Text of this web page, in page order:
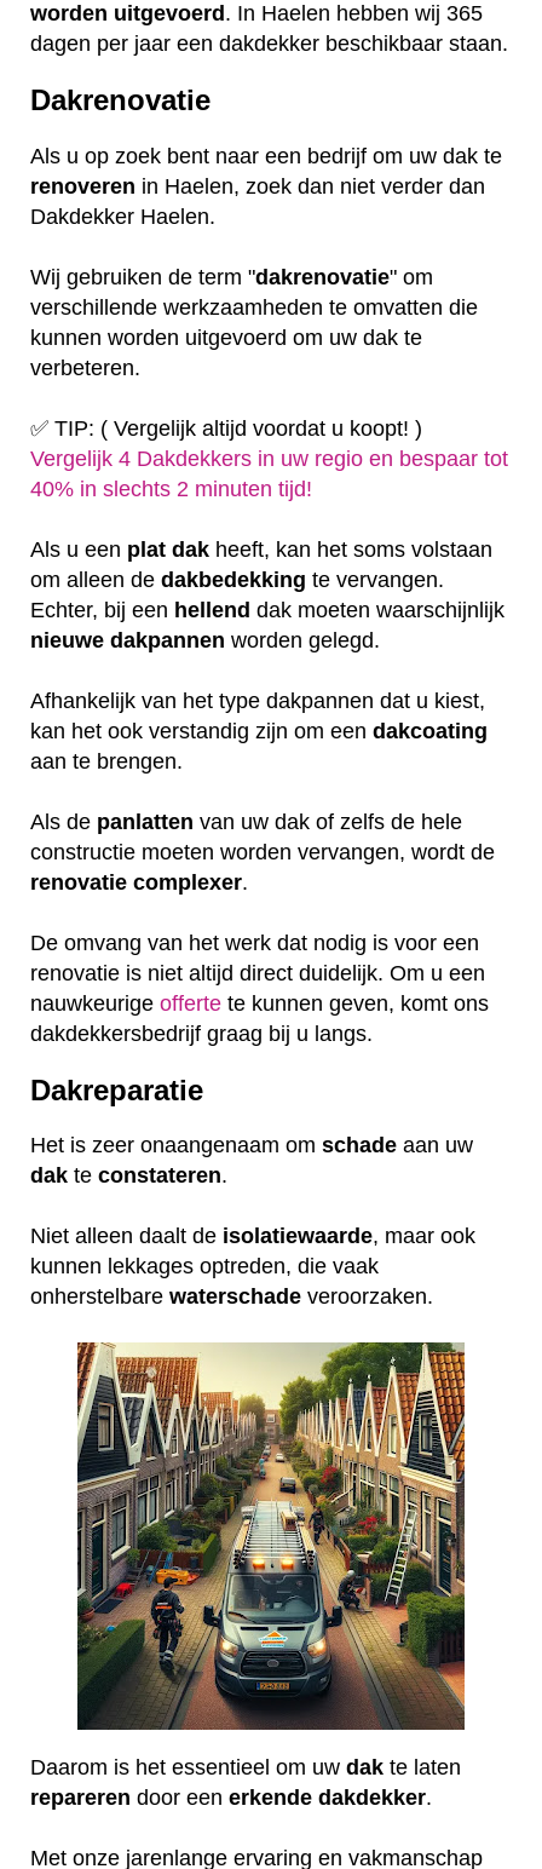
worden uitgevoerd . In Haelen hebben wij 365
dagen per jaar een dakdekker beschikbaar staan.
Dakrenovatie
Als u op zoek bent naar een bedrijf om uw dak te
renoveren in Haelen, zoek dan niet verder dan
Dakdekker Haelen.
Wij gebruiken de term "dakrenovatie" om
verschillende werkzaamheden te omvatten die
kunnen worden uitgevoerd om uw dak te
verbeteren.
✅ TIP: ( Vergelijk altijd voordat u koopt! )
Vergelijk 4 Dakdekkers in uw regio en bespaar tot
40% in slechts 2 minuten tijd!
Als u een plat dak heeft, kan het soms volstaan
om alleen de dakbedekking te vervangen.
Echter, bij een hellend dak moeten waarschijnlijk
nieuwe dakpannen worden gelegd.
Afhankelijk van het type dakpannen dat u kiest,
kan het ook verstandig zijn om een dakcoating
aan te brengen.
Als de panlatten van uw dak of zelfs de hele
constructie moeten worden vervangen, wordt de
renovatie complexer.
De omvang van het werk dat nodig is voor een
renovatie is niet altijd direct duidelijk. Om u een
nauwkeurige offerte te kunnen geven, komt ons
dakdekkersbedrijf graag bij u langs.
Dakreparatie
Het is zeer onaangenaam om schade aan uw
dak te constateren.
Niet alleen daalt de isolatiewaarde, maar ook
kunnen lekkages optreden, die vaak
onherstelbare waterschade veroorzaken.
Daarom is het essentieel om uw dak te laten
repareren door een erkende dakdekker.
Met onze jarenlange ervaring en vakmanschap